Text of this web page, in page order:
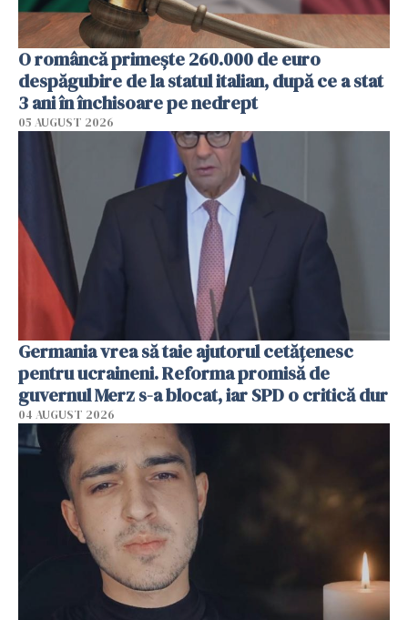
O româncă primește 260.000 de euro
despăgubire de la statul italian, după ce a stat
3 ani în închisoare pe nedrept
05 AUGUST 2026
Germania vrea să taie ajutorul cetățenesc
pentru ucraineni. Reforma promisă de
guvernul Merz s-a blocat, iar SPD o critică dur
04 AUGUST 2026